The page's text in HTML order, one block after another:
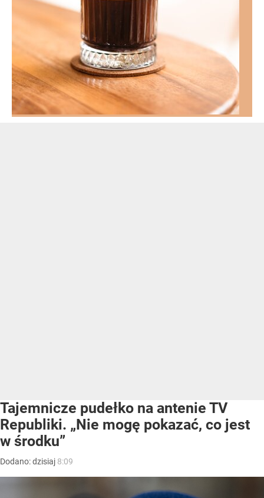
Tajemnicze pudełko na antenie TV
Republiki. „Nie mogę pokazać, co jest
w środku”
Dodano:dzisiaj 8:09